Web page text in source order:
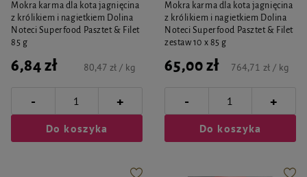
Mokra karma dla kota jagnięcina
z królikiem i nagietkiem Dolina
Noteci Superfood Pasztet & Filet
85 g
6,84 zł 80,47 zł / kg
- +
Do koszyka
Mokra karma dla kota jagnięcina
z królikiem i nagietkiem Dolina
Noteci Superfood Pasztet & Filet
zestaw 10 x 85 g
65,00 zł 764,71 zł / kg
- +
Do koszyka